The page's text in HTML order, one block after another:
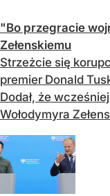
"Bo przegracie
Zełenskiemu
Strzeżcie się
premier Donald
Dodał, że
Wołodymyra